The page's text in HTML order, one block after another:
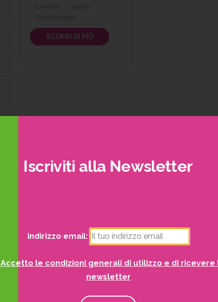
SCOPRI DI PIÙ
Iscriviti alla Newsletter
Indirizzo email:
Accetto le condizioni generali di utilizzo e di ricevere
newsletter